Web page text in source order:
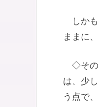
しか
ままに
◇その
は、少
う点で